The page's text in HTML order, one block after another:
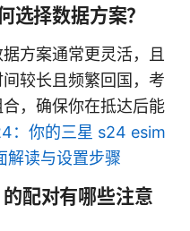
选择数据方案？
方案通常更灵活，且
较长且频繁回国，考
，确保你在抵达后能
：你的三星 s24 esim
解读与设置步骤
配对有哪些注意